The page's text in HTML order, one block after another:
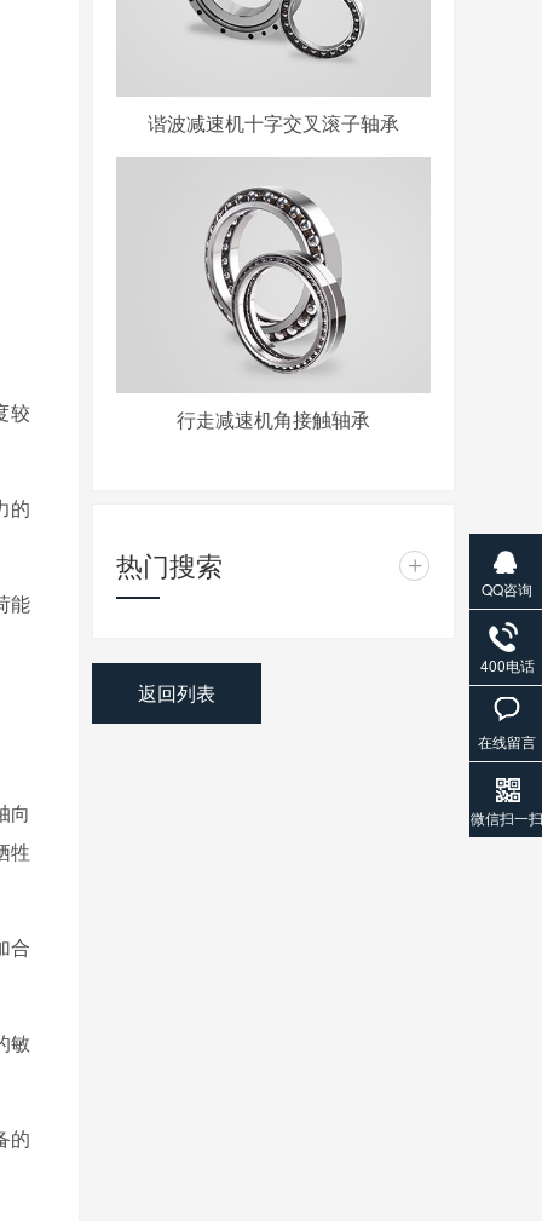
较
的
能
向
牲
合
敏
的
谐波减速机十字交叉滚子轴承
行走减速机角接触轴承
热门搜索 +
返回列表
QQ咨询
400电话
在线留言
微信扫一扫